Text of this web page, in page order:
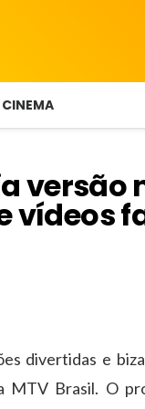
CINEMA
vídeos
divertidas e
Brasil. O